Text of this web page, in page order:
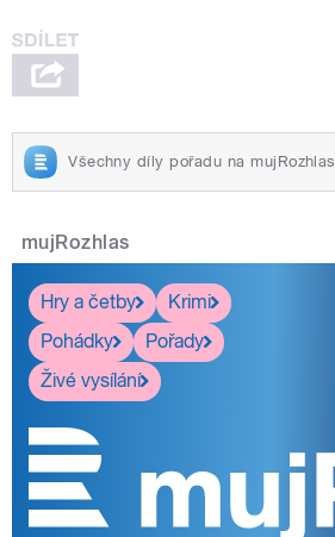
Všechny díly pořadu na mujRozhlas
mujRozhlas
Hry a četby
Krimi
Pohádky
Pořady
Živé vysílání